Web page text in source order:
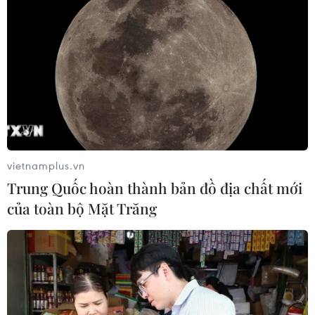
vietnamplus.vn
Trung Quốc hoàn thành bản đồ địa chất mới
của toàn bộ Mặt Trăng